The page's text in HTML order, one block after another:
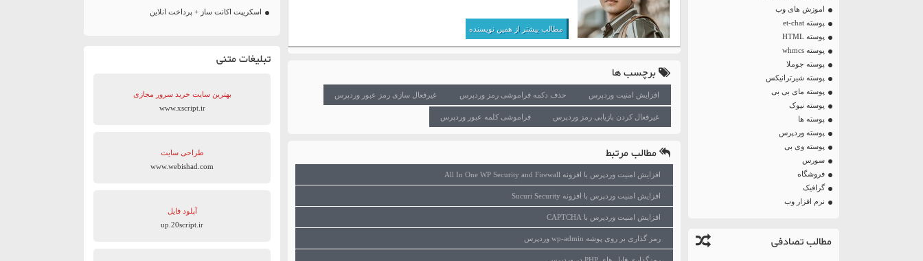
اموزش های وب
پوسته et-chat
پوسته HTML
پوسته whmcs
پوسته جوملا
پوسته شیرترانیکس
پوسته مای بی بی
پوسته نیوک
پوسته ها
پوسته وردپرس
پوسته وی بی
سورس
فروشگاه
گرافیک
نرم افزار وب
مطالب تصادفی
مطالب بیشتر از همین نویسنده
برچسب ها
افزایش امنیت وردپرس حذف دکمه فراموشی رمز وردپرس غیرفعال سازی رمز عبور وردپرس
غیرفعال کردن بازیابی رمز وردپرس فراموشی کلمه عبور وردپرس
مطالب مرتبط
افزایش امنیت وردپرس با افزونه All In One WP Security and Firewall
افزایش امنیت وردپرس با افزونه Sucuri Security
افزایش امنیت وردپرس با CAPTCHA
رمز گذاری بر روی پوشه wp-admin وردپرس
اسکریپت اکانت ساز + پرداخت انلاین
تبلیغات متنی
بهترین سایت‌ خرید سرور مجازی
www.xscript.ir
طراحی سایت
www.webishad.com
آپلود فایل
up.20script.ir